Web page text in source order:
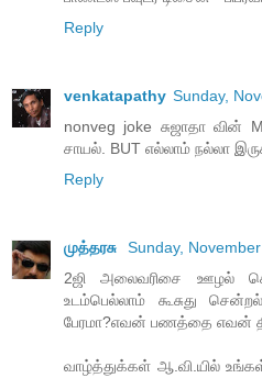
Reply
venkatapathy Sunday,
nonveg joke சுஜாதா வின்
சாயல். BUT எல்லாம் நல்லா
Reply
முத்தரசு
Sunday,
2ஜி அலைவரிசை ஊழல்
உடம்பெல்லாம் கூசுது
பேரமா?எவன் பணத்தை எவன்
வாழ்த்துக்கள் ஆ.வி.யில்